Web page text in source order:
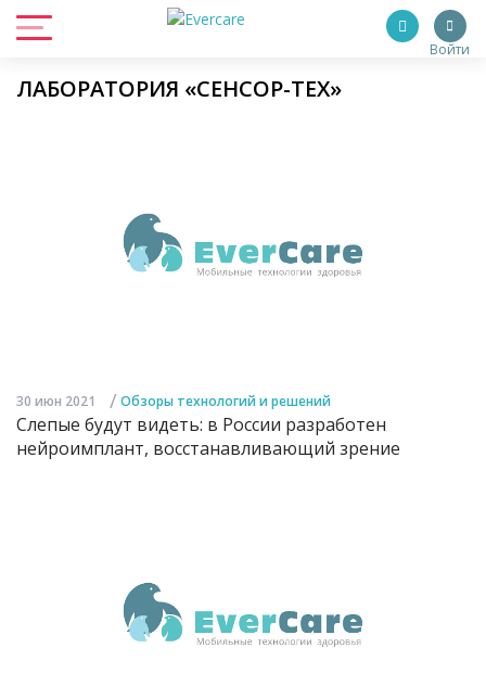
Войти
ЛАБОРАТОРИЯ «СЕНСОР-ТЕХ»
30 июн 2021 / Обзоры технологий и решений
Слепые будут видеть: в России разработен
нейроимплант, восстанавливающий зрение